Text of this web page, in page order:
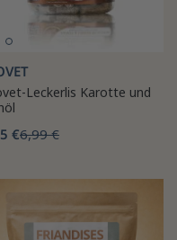
Leckerlis Karotte und
€6,99 €